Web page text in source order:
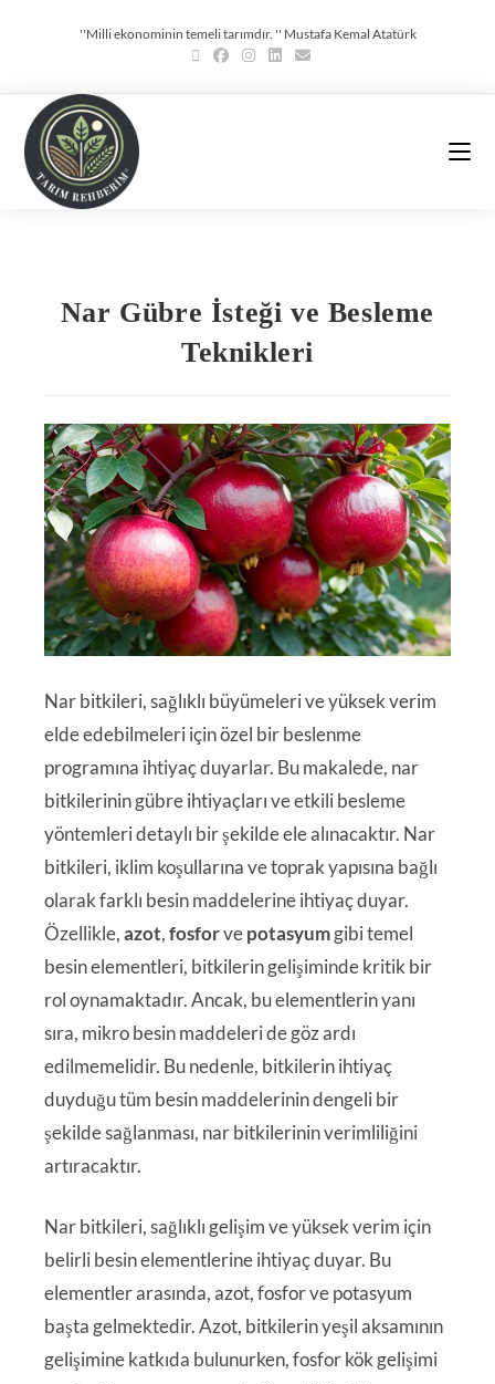
''Milli ekonominin temeli tarımdır. '' Mustafa Kemal Atatürk
Nar Gübre İsteği ve Besleme
Teknikleri
Nar bitkileri, sağlıklı büyümeleri ve yüksek verim
elde edebilmeleri için özel bir beslenme
programına ihtiyaç duyarlar. Bu makalede, nar
bitkilerinin gübre ihtiyaçları ve etkili besleme
yöntemleri detaylı bir şekilde ele alınacaktır. Nar
bitkileri, iklim koşullarına ve toprak yapısına bağlı
olarak farklı besin maddelerine ihtiyaç duyar.
Özellikle,azot,fosforvepotasyumgibi temel
besin elementleri, bitkilerin gelişiminde kritik bir
rol oynamaktadır. Ancak, bu elementlerin yanı
sıra, mikro besin maddeleri de göz ardı
edilmemelidir. Bu nedenle, bitkilerin ihtiyaç
duyduğu tüm besin maddelerinin dengeli bir
şekilde sağlanması, nar bitkilerinin verimliliğini
artıracaktır.
Nar bitkileri, sağlıklı gelişim ve yüksek verim için
belirli besin elementlerine ihtiyaç duyar. Bu
elementler arasında, azot, fosfor ve potasyum
başta gelmektedir. Azot, bitkilerin yeşil aksamının
gelişimine katkıda bulunurken, fosfor kök gelişimi